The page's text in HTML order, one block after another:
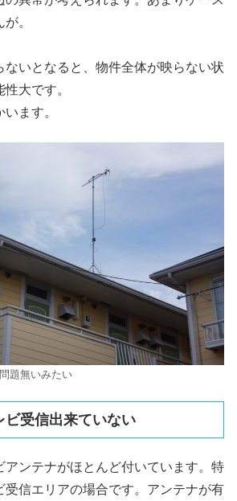
。
ないとなると、物件全体が映らない状
大です。
ます。
題無いみたい
ビ受信出来ていない
アンテナがほとんど付いています。特
受信エリアの場合です。アンテナが有